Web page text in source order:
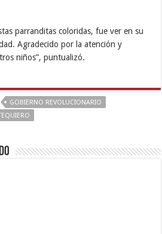
parranditas coloridas, fue ver en su
Agradecido por la atención y
niños”, puntualizó.
GOBIERNO REVOLUCIONARIO